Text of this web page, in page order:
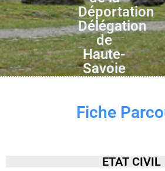
Déportation
Délégation
de
Haute-
Savoie
Fiche
ETAT CIVIL